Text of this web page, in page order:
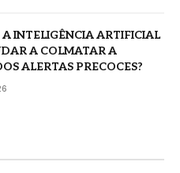
A INTELIGÊNCIA ARTIFICIAL
A COLMATAR A
ALERTAS PRECOCES?